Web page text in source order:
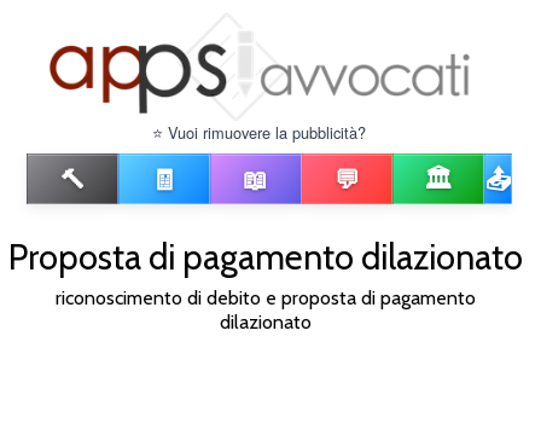
⭐ Vuoi rimuovere la pubblicità?
🔨 🧾 📖 💬 🏛️ 📤
Proposta di pagamento dilazionato
riconoscimento di debito e proposta di pagamento
dilazionato